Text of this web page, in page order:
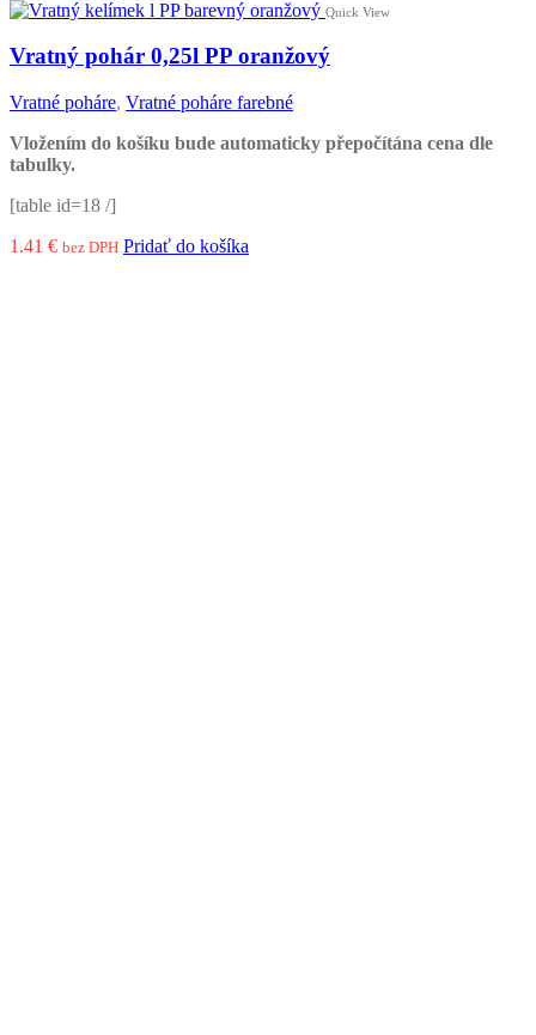
Quick View
Vratný pohár 0,25l PP oranžový
Vratné poháre, Vratné poháre farebné
Vložením do košíku bude automaticky přepočítána cena dle
tabulky.
[table id=18 /]
1.41 € bez DPH Pridať do košíka